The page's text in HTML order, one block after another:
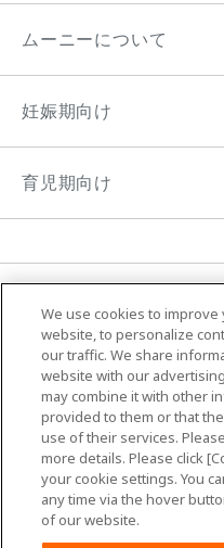
ムーニーマン（パンツ）
オヤスミマン
お母さん向けケア商品
ムーニー 病産院用
ムーニー寝具
商品検索
ムーニーポイントについて
チーム ムーニーポイント
プレゼントキャンペーン
ムーニーについて
ムーニーの歴史
ムーニーちゃんのひみつ
ムーニーの思い
アプリ紹介
妊娠期向け
初めて妊娠した方へ
育児体験談
ムーニーちゃん学級
ムーニーアプリのご案内
育児期向け
育児体験談
子育て向け記事
夜間のおもらし大調査
おむつの選び方
MOVIE & CM
サイトマップ
ユニ・チャームHOME
ウェブサイト利用規約
公式アカウント コミュニティガイドラ
ン
We use cookies to
website, to personalize
our traffic. We share
website with our
may combine it with other
provided to them or that
use of their services.
more details. Please click
your cookie settings. You
any time via the hover
of our website.